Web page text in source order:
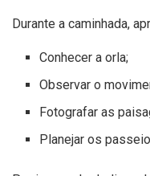
Durante a caminhada,
Conhecer a orla;
Observar o
Fotografar as
Planejar os